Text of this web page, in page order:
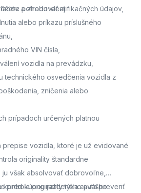
a zhodu identifikačných údajov,
potrebovať aj:
alebo príkazu príslušného
VIN čísla,
vozidla na prevádzku,
technického osvedčenia vozidla z
zničenia alebo
prípadoch určených platnou
prepise vozidla, ktoré je už evidované
originality štandardne
však absolvovať dobrovoľne,
pred kúpou jazdeného auta preveriť
kontrola originality týka aj vášho